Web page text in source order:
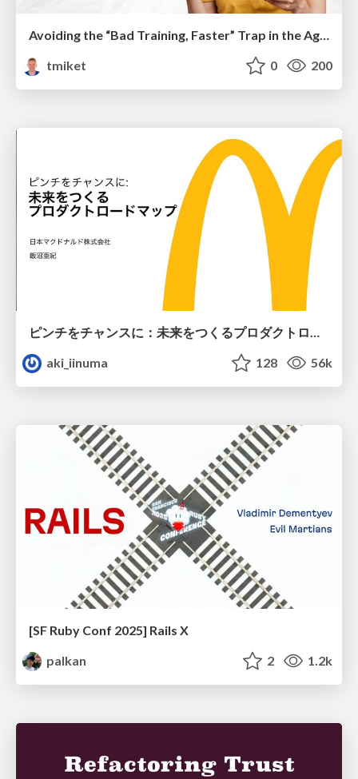
Avoiding the “Bad Training, Faster” Trap in the Age of AI
tmiket
0 200
ピンチをチャンスに：未来をつくるプロダクトロードマップ #pmconf2020
aki_iinuma
128 56k
[SF Ruby Conf 2025] Rails X
palkan
2 1.2k